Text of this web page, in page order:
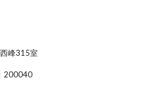
西峰315室
200040